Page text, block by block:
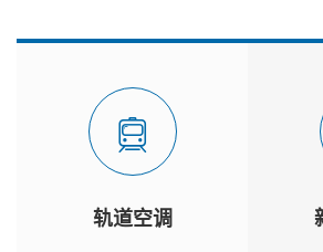
轨道空调